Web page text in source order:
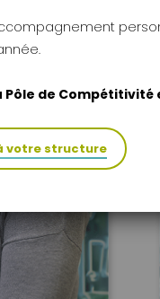
de Compétitivité
votre structure